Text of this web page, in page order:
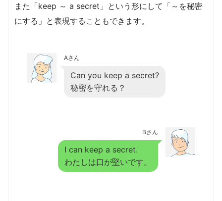
また「keep ～ a secret」という形にして「～を秘密
にする」と表現することもできます。
Aさん
Can you keep a secret?
秘密を守れる？
Bさん
I can keep a secret.
わたしは口が堅いです。